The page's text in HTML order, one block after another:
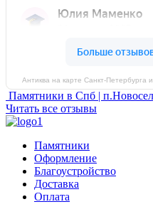
Антиква на карте
Памятники в Спб |
Читать все отзывы
Памятники
Оформление
Благоустройство
Доставка
Оплата